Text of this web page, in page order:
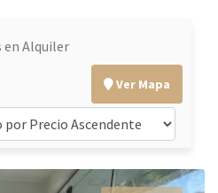
en Alquiler
Ver Mapa